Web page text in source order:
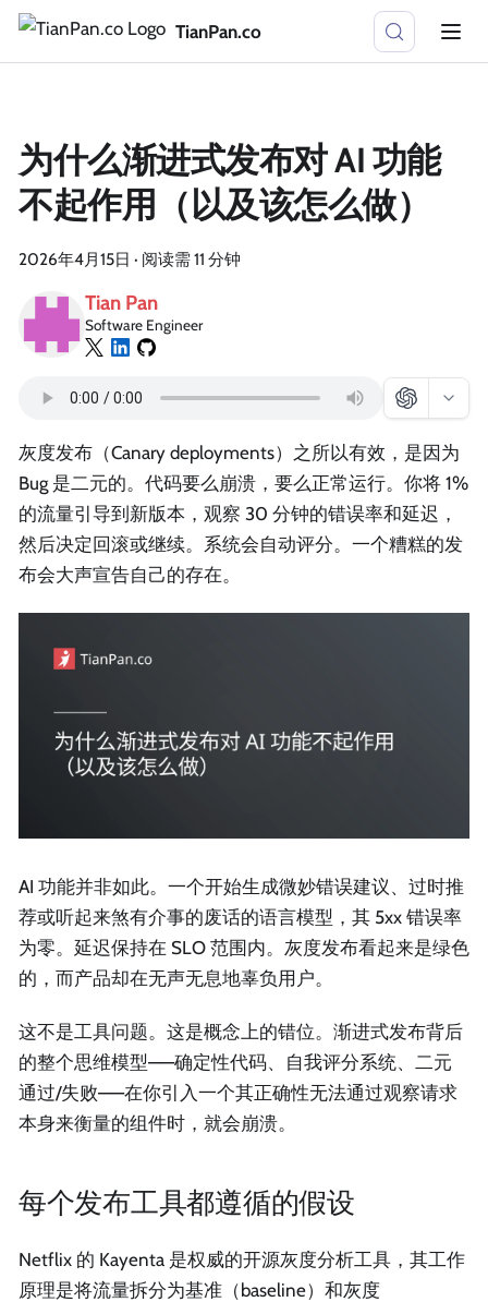
TianPan.co
为什么渐进式发布对 AI 功能
不起作用（以及该怎么做）
2026年4月15日 · 阅读需 11 分钟
Tian Pan
Software Engineer
灰度发布（Canary deployments）之所以有效，是因为
Bug 是二元的。代码要么崩溃，要么正常运行。你将 1%
的流量引导到新版本，观察 30 分钟的错误率和延迟，
然后决定回滚或继续。系统会自动评分。一个糟糕的发
布会大声宣告自己的存在。
AI 功能并非如此。一个开始生成微妙错误建议、过时推
荐或听起来煞有介事的废话的语言模型，其 5xx 错误率
为零。延迟保持在 SLO 范围内。灰度发布看起来是绿色
的，而产品却在无声无息地辜负用户。
这不是工具问题。这是概念上的错位。渐进式发布背后
的整个思维模型——确定性代码、自我评分系统、二元
通过/失败——在你引入一个其正确性无法通过观察请求
本身来衡量的组件时，就会崩溃。
每个发布工具都遵循的假设
Netflix 的 Kayenta 是权威的开源灰度分析工具，其工作
原理是将流量拆分为基准（baseline）和灰度